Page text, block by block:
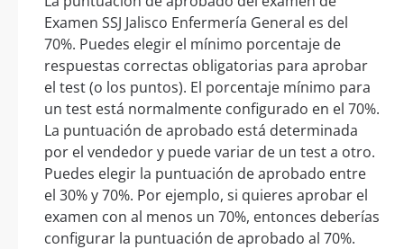
Examen SSJ Jalisco Enfermería General es del
70%. Puedes elegir el mínimo porcentaje de
respuestas correctas obligatorias para aprobar
el test (o los puntos). El porcentaje mínimo para
un test está normalmente configurado en el 70%.
La puntuación de aprobado está determinada
por el vendedor y puede variar de un test a otro.
Puedes elegir la puntuación de aprobado entre
el 30% y 70%. Por ejemplo, si quieres aprobar el
examen con al menos un 70%, entonces deberías
configurar la puntuación de aprobado al 70%.